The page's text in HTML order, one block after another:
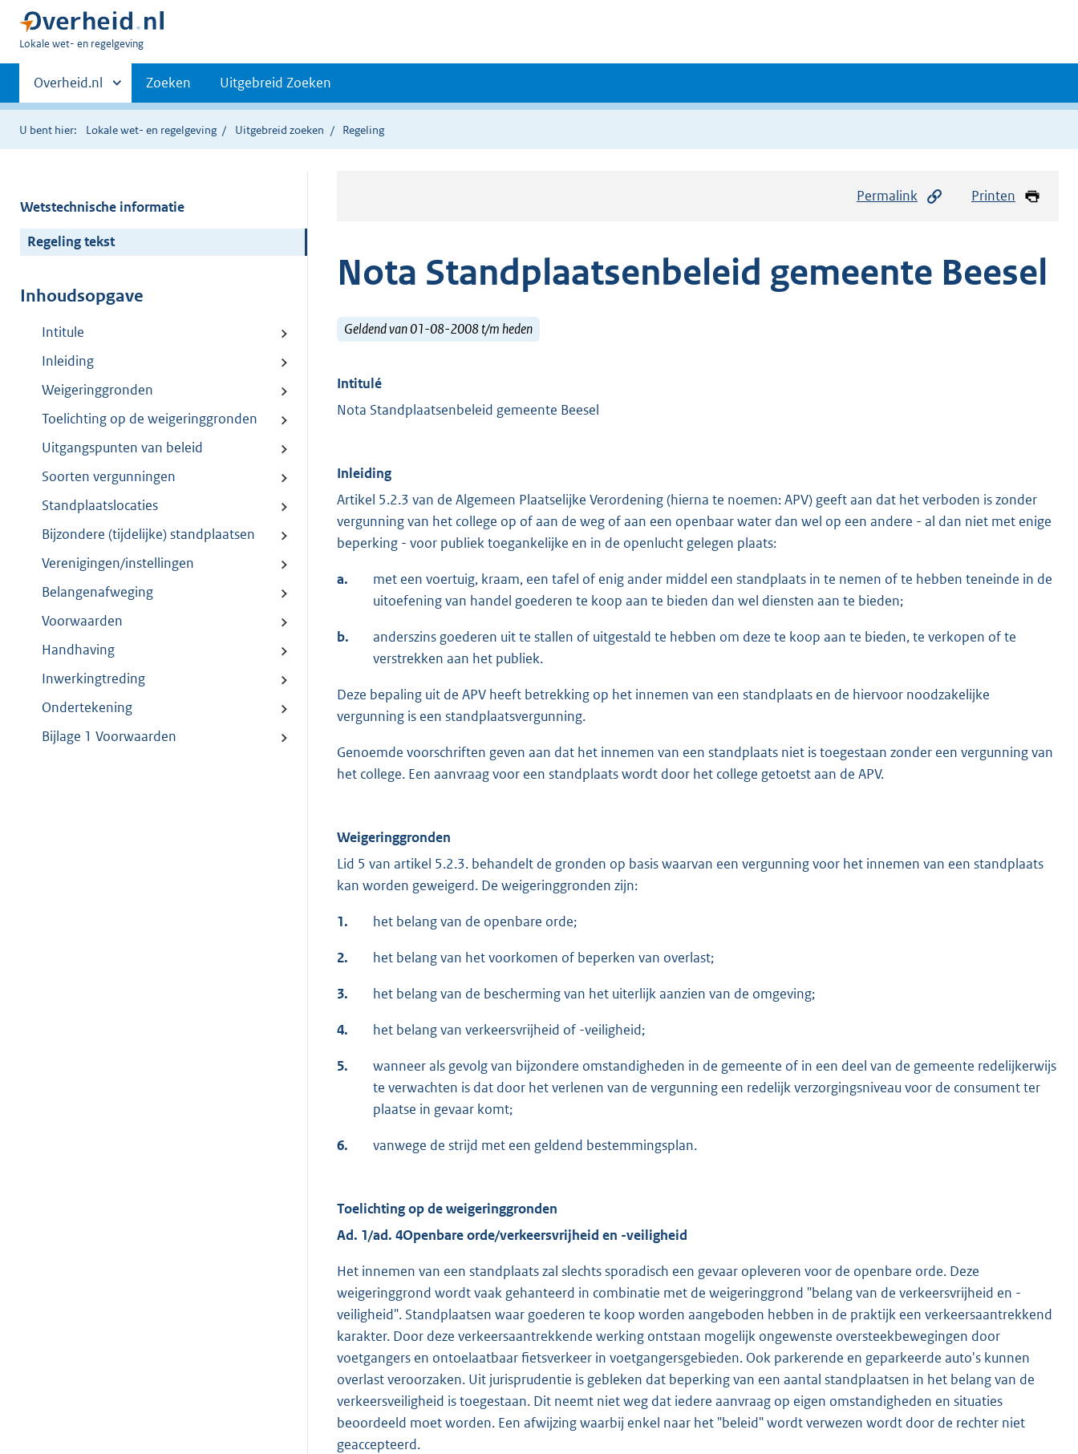
U
hier:
Lokale wet- en regelgeving
Primaire
navigatie
Andere
sites
binnen
Overheid.nl Zoeken Uitgebreid Zoeken
U bent hier: Lokale wet- en regelgeving Uitgebreid zoeken Regeling
Wetstechnische informatie
Regeling tekst
Inhoudsopgave
Intitule
Inleiding
Weigeringgronden
Toelichting op de weigeringgronden
Uitgangspunten van beleid
Soorten vergunningen
Standplaatslocaties
Bijzondere (tijdelijke) standplaatsen
Verenigingen/instellingen
Belangenafweging
Voorwaarden
Handhaving
Inwerkingtreding
Ondertekening
Bijlage 1 Voorwaarden
Permalink Printen
Nota Standplaatsenbeleid gemeente Beesel
Geldend van 01-08-2008 t/m heden
Intitulé
Nota Standplaatsenbeleid gemeente Beesel
Inleiding
Artikel 5.2.3 van de Algemeen Plaatselijke Verordening (hierna te noemen: APV) geeft aan dat het verboden is zonder
vergunning van het college op of aan de weg of aan een openbaar water dan wel op een andere - al dan niet met enige
beperking - voor publiek toegankelijke en in de openlucht gelegen plaats:
a.
met een voertuig, kraam, een tafel of enig ander middel een standplaats in te nemen of te hebben teneinde in de
uitoefening van handel goederen te koop aan te bieden dan wel diensten aan te bieden;
b.
anderszins goederen uit te stallen of uitgestald te hebben om deze te koop aan te bieden, te verkopen of te
verstrekken aan het publiek.
Deze bepaling uit de APV heeft betrekking op het innemen van een standplaats en de hiervoor noodzakelijke
vergunning is een standplaatsvergunning.
Genoemde voorschriften geven aan dat het innemen van een standplaats niet is toegestaan zonder een vergunning van
het college. Een aanvraag voor een standplaats wordt door het college getoetst aan de APV.
Weigeringgronden
Lid 5 van artikel 5.2.3. behandelt de gronden op basis waarvan een vergunning voor het innemen van een standplaats
kan worden geweigerd. De weigeringgronden zijn:
1. het belang van de openbare orde;
2. het belang van het voorkomen of beperken van overlast;
3. het belang van de bescherming van het uiterlijk aanzien van de omgeving;
4. het belang van verkeersvrijheid of -veiligheid;
5.
wanneer als gevolg van bijzondere omstandigheden in de gemeente of in een deel van de gemeente redelijkerwijs
te verwachten is dat door het verlenen van de vergunning een redelijk verzorgingsniveau voor de consument ter
plaatse in gevaar komt;
6. vanwege de strijd met een geldend bestemmingsplan.
Toelichting op de weigeringgronden
Ad. 1/ad. 4Openbare orde/verkeersvrijheid en -veiligheid
Het innemen van een standplaats zal slechts sporadisch een gevaar opleveren voor de openbare orde. Deze
weigeringgrond wordt vaak gehanteerd in combinatie met de weigeringgrond "belang van de verkeersvrijheid en -
veiligheid". Standplaatsen waar goederen te koop worden aangeboden hebben in de praktijk een verkeersaantrekkend
karakter. Door deze verkeersaantrekkende werking ontstaan mogelijk ongewenste oversteekbewegingen door
voetgangers en ontoelaatbaar fietsverkeer in voetgangersgebieden. Ook parkerende en geparkeerde auto's kunnen
overlast veroorzaken. Uit jurisprudentie is gebleken dat beperking van een aantal standplaatsen in het belang van de
verkeersveiligheid is toegestaan. Dit neemt niet weg dat iedere aanvraag op eigen omstandigheden en situaties
beoordeeld moet worden. Een afwijzing waarbij enkel naar het "beleid" wordt verwezen wordt door de rechter niet
geaccepteerd.